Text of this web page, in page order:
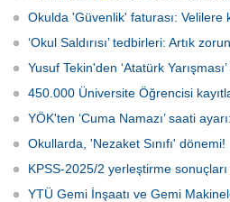
Okulda 'Güvenlik' faturası: Velilere
‘Okul Saldırısı’ tedbirleri: Artık
Yusuf Tekin'den ‘Atatürk Yarışması’
450.000 Üniversite Öğrencisi
YÖK'ten ‘Cuma Namazı’ saati
Okullarda, 'Nezaket Sınıfı' dönemi!
KPSS-2025/2 yerleştirme sonuçları
YTÜ Gemi İnşaatı ve Gemi